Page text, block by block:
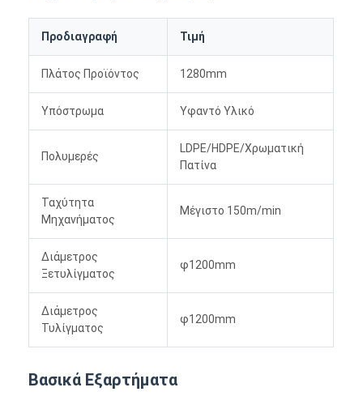
Προδιαγραφή Τιμή
Πλάτος Προϊόντος 1280mm
Υπόστρωμα Υφαντό Υλικό
Πολυμερές
LDPE/HDPE/Χρωματική
Πατίνα
Ταχύτητα
Μηχανήματος
Μέγιστο 150m/min
Διάμετρος
Ξετυλίγματος
φ1200mm
Διάμετρος
Τυλίγματος
φ1200mm
Βασικά Εξαρτήματα